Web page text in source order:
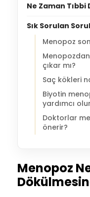
Ne Zaman Tıbbi
Sık Sorulan
Menopoz
çıkar mı?
Saç kökleri
Biyotin
yardımcı
Doktorlar
önerir?
Menopoz